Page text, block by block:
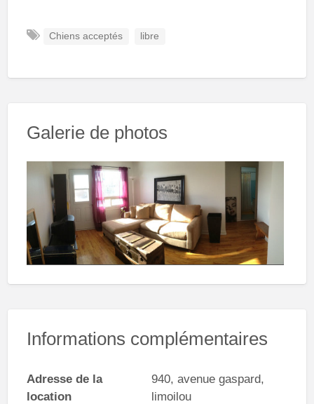
Chiens acceptés libre
Galerie de photos
Informations complémentaires
Adresse de la
location
940, avenue gaspard,
limoilou